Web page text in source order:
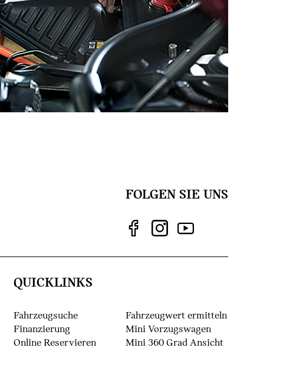
FOLGEN SIE UNS
QUICKLINKS
Fahrzeugsuche
Finanzierung
Online Reservieren
Fahrzeugwert ermitteln
Mini Vorzugswagen
Mini 360 Grad Ansicht